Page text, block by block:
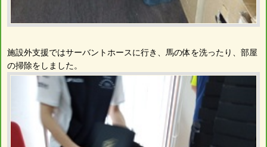
施設外支援ではサーバントホースに行き、馬の体を洗ったり、部屋
の掃除をしました。